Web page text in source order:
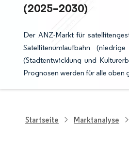
2025–2030)
Der ANZ-Markt für
Satellitenumlaufbahn
(Stadtentwicklung und
Prognosen werden für alle oben
Startseite Marktanalyse